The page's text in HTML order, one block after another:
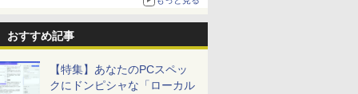
おすすめ記事
【特集】あなたのPCスペッ
クにドンピシャな「ローカル